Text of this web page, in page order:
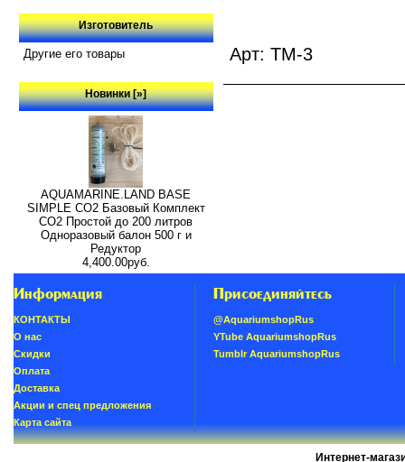
Изготовитель
Другие его товары
Новинки [»]
AQUAMARINE.LAND BASE
SIMPLE СО2 Базовый Комплект
СО2 Простой до 200 литров
Одноразовый балон 500 г и
Редуктор
4,400.00руб.
Арт: TM-3
Информация
КОНТАКТЫ
О нас
Скидки
Oплатa
Доставка
Акции и спец предложения
Карта сайта
Присоединяйтесь
@AquariumshopRus
YTube AquariumshopRus
Tumblr AquariumshopRus
Интернет-